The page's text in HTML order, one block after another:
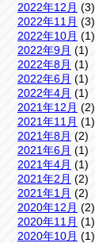
2022年12月 (3)
2022年11月 (3)
2022年10月 (1)
2022年9月 (1)
2022年8月 (1)
2022年6月 (1)
2022年4月 (1)
2021年12月 (2)
2021年11月 (1)
2021年8月 (2)
2021年6月 (1)
2021年4月 (1)
2021年2月 (2)
2021年1月 (2)
2020年12月 (2)
2020年11月 (1)
2020年10月 (1)